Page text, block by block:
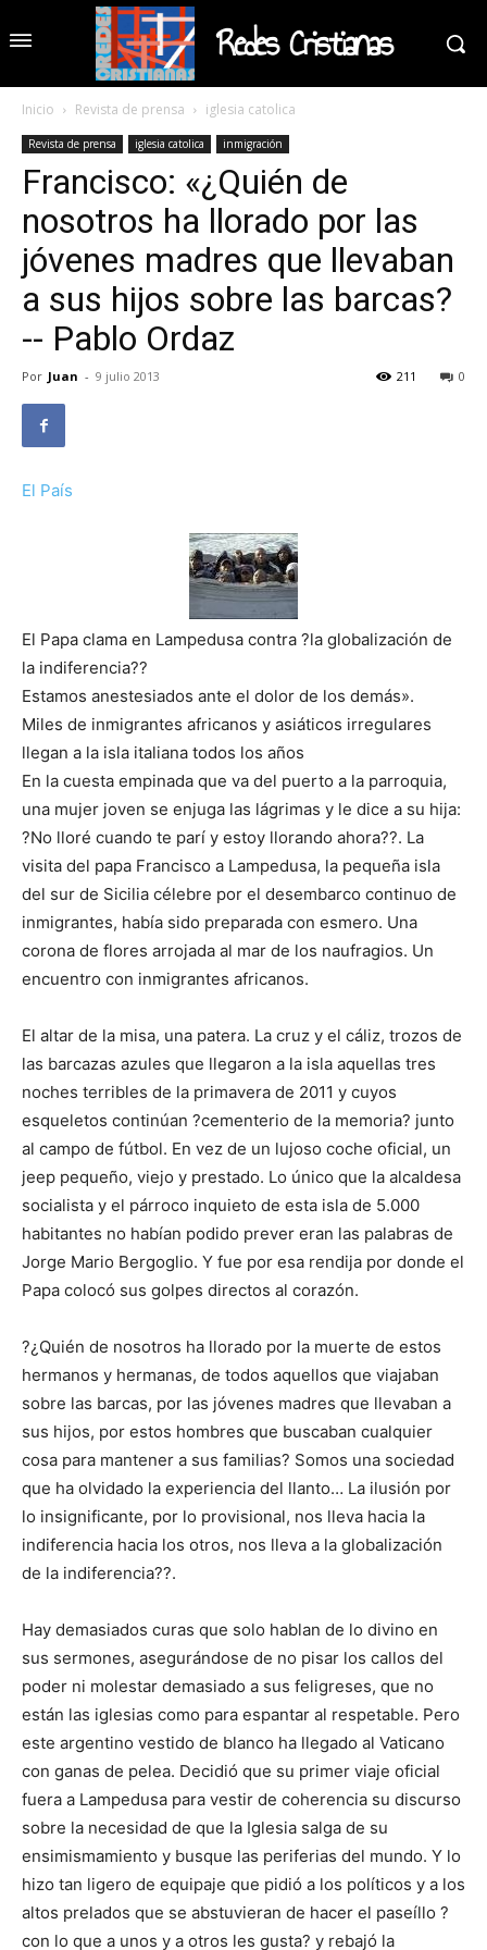
Redes Cristianas
Inicio Revista de prensa iglesia catolica
Revista de prensa iglesia catolica inmigración
Francisco: «¿Quién de
nosotros ha llorado por las
jóvenes madres que llevaban
a sus hijos sobre las barcas?
-- Pablo Ordaz
Por Juan - 9 julio 2013 0
211
El País
El Papa clama en Lampedusa contra ?la globalización de
la indiferencia??
Estamos anestesiados ante el dolor de los demás».
Miles de inmigrantes africanos y asiáticos irregulares
llegan a la isla italiana todos los años
En la cuesta empinada que va del puerto a la parroquia,
una mujer joven se enjuga las lágrimas y le dice a su hija:
?No lloré cuando te parí y estoy llorando ahora??. La
visita del papa Francisco a Lampedusa, la pequeña isla
del sur de Sicilia célebre por el desembarco continuo de
inmigrantes, había sido preparada con esmero. Una
corona de flores arrojada al mar de los naufragios. Un
encuentro con inmigrantes africanos.
El altar de la misa, una patera. La cruz y el cáliz, trozos de
las barcazas azules que llegaron a la isla aquellas tres
noches terribles de la primavera de 2011 y cuyos
esqueletos continúan ?cementerio de la memoria? junto
al campo de fútbol. En vez de un lujoso coche oficial, un
jeep pequeño, viejo y prestado. Lo único que la alcaldesa
socialista y el párroco inquieto de esta isla de 5.000
habitantes no habían podido prever eran las palabras de
Jorge Mario Bergoglio. Y fue por esa rendija por donde el
Papa colocó sus golpes directos al corazón.
?¿Quién de nosotros ha llorado por la muerte de estos
hermanos y hermanas, de todos aquellos que viajaban
sobre las barcas, por las jóvenes madres que llevaban a
sus hijos, por estos hombres que buscaban cualquier
cosa para mantener a sus familias? Somos una sociedad
que ha olvidado la experiencia del llanto… La ilusión por
lo insignificante, por lo provisional, nos lleva hacia la
indiferencia hacia los otros, nos lleva a la globalización
de la indiferencia??.
Hay demasiados curas que solo hablan de lo divino en
sus sermones, asegurándose de no pisar los callos del
poder ni molestar demasiado a sus feligreses, que no
están las iglesias como para espantar al respetable. Pero
este argentino vestido de blanco ha llegado al Vaticano
con ganas de pelea. Decidió que su primer viaje oficial
fuera a Lampedusa para vestir de coherencia su discurso
sobre la necesidad de que la Iglesia salga de su
ensimismamiento y busque las periferias del mundo. Y lo
hizo tan ligero de equipaje que pidió a los políticos y a los
altos prelados que se abstuvieran de hacer el paseíllo ?
con lo que a unos y a otros les gusta? y rebajó la